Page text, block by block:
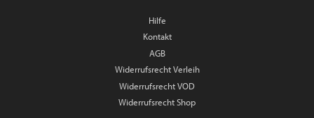
Hilfe
Kontakt
AGB
Widerrufsrecht Verleih
Widerrufsrecht VOD
Widerrufsrecht Shop